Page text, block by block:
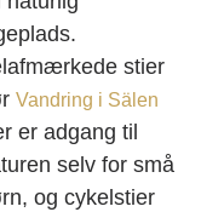
stier
Vandring i Sälen
er adgang til
selv for små
og cykelstier